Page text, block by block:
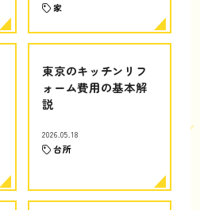
家
東京のキッチンリフ
ォーム費用の基本解
説
2026.05.18
台所